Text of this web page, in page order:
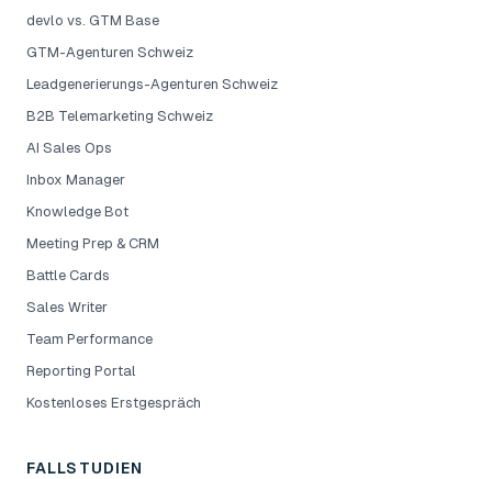
devlo vs. GTM Base
GTM-Agenturen Schweiz
Leadgenerierungs-Agenturen Schweiz
B2B Telemarketing Schweiz
AI Sales Ops
Inbox Manager
Knowledge Bot
Meeting Prep & CRM
Battle Cards
Sales Writer
Team Performance
Reporting Portal
Kostenloses Erstgespräch
FALLSTUDIEN